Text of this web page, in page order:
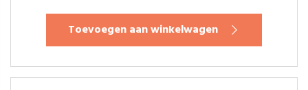
Toevoegen aan winkelwagen